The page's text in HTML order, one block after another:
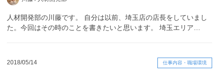
人材開発部の川藤です。 自分は以前、埼玉店の店長をしていまし
た。今回はその時のことを書きたいと思います。 埼玉エリア…
2018/05/14 仕事内容・職場環境